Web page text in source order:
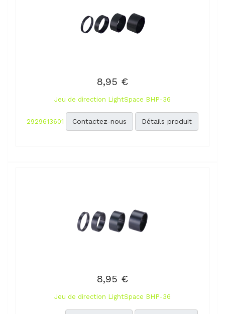
8,95 €
Jeu de direction LightSpace BHP-36
2929613601 Contactez-nous Détails produit
8,95 €
Jeu de direction LightSpace BHP-36